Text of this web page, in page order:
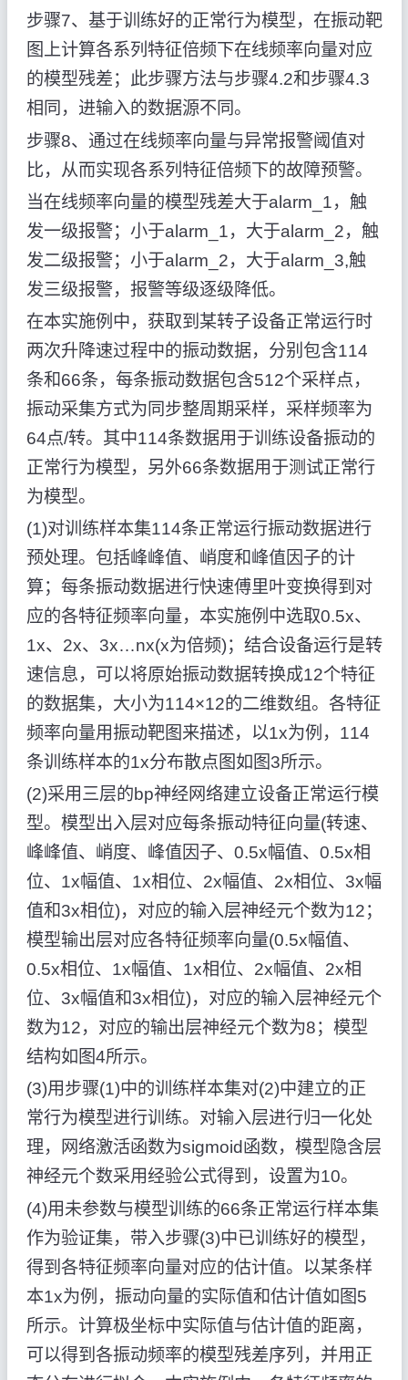
步骤7、基于训练好的正常行为模型，在振动靶
图上计算各系列特征倍频下在线频率向量对应
的模型残差；此步骤方法与步骤4.2和步骤4.3
相同，进输入的数据源不同。
步骤8、通过在线频率向量与异常报警阈值对
比，从而实现各系列特征倍频下的故障预警。
当在线频率向量的模型残差大于alarm_1，触
发一级报警；小于alarm_1，大于alarm_2，触
发二级报警；小于alarm_2，大于alarm_3,触
发三级报警，报警等级逐级降低。
在本实施例中，获取到某转子设备正常运行时
两次升降速过程中的振动数据，分别包含114
条和66条，每条振动数据包含512个采样点，
振动采集方式为同步整周期采样，采样频率为
64点/转。其中114条数据用于训练设备振动的
正常行为模型，另外66条数据用于测试正常行
为模型。
(1)对训练样本集114条正常运行振动数据进行
预处理。包括峰峰值、峭度和峰值因子的计
算；每条振动数据进行快速傅里叶变换得到对
应的各特征频率向量，本实施例中选取0.5x、
1x、2x、3x…nx(x为倍频)；结合设备运行是转
速信息，可以将原始振动数据转换成12个特征
的数据集，大小为114×12的二维数组。各特征
频率向量用振动靶图来描述，以1x为例，114
条训练样本的1x分布散点图如图3所示。
(2)采用三层的bp神经网络建立设备正常运行模
型。模型出入层对应每条振动特征向量(转速、
峰峰值、峭度、峰值因子、0.5x幅值、0.5x相
位、1x幅值、1x相位、2x幅值、2x相位、3x幅
值和3x相位)，对应的输入层神经元个数为12；
模型输出层对应各特征频率向量(0.5x幅值、
0.5x相位、1x幅值、1x相位、2x幅值、2x相
位、3x幅值和3x相位)，对应的输入层神经元个
数为12，对应的输出层神经元个数为8；模型
结构如图4所示。
(3)用步骤(1)中的训练样本集对(2)中建立的正
常行为模型进行训练。对输入层进行归一化处
理，网络激活函数为sigmoid函数，模型隐含层
神经元个数采用经验公式得到，设置为10。
(4)用未参数与模型训练的66条正常运行样本集
作为验证集，带入步骤(3)中已训练好的模型，
得到各特征频率向量对应的估计值。以某条样
本1x为例，振动向量的实际值和估计值如图5
所示。计算极坐标中实际值与估计值的距离，
可以得到各振动频率的模型残差序列，并用正